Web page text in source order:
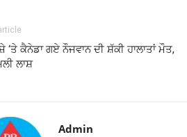
‘ਤੇ ਕੈਨੇਡਾ ਗਏ ਨੌਜਵਾਨ ਦੀ ਸ਼ੱਕੀ ਹਾਲਾਤਾਂ ਮੌਤ,
ਲਾਸ਼
Admin